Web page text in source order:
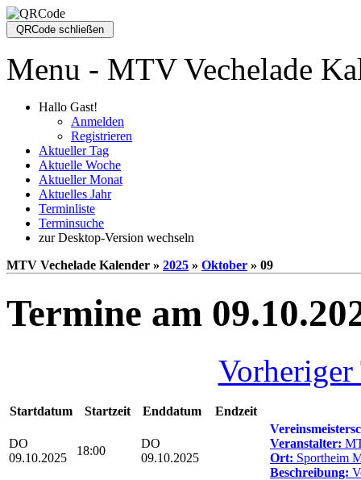
Menu - MTV Vechelade
Hallo Gast!
Anmelden
Registrieren
Aktueller Tag
Aktuelle Woche
Aktueller Monat
Aktuelles Jahr
Terminliste
Terminsuche
zur Desktop-Version wechseln
MTV Vechelade Kalender » 2025 » Oktober » 09
Termine am
Vorheriger
Startdatum Startzeit Enddatum Endzeit
DO
09.10.2025
18:00
DO
09.10.2025
Veranstalter:
Ort: Sportheim
Beschreibung: